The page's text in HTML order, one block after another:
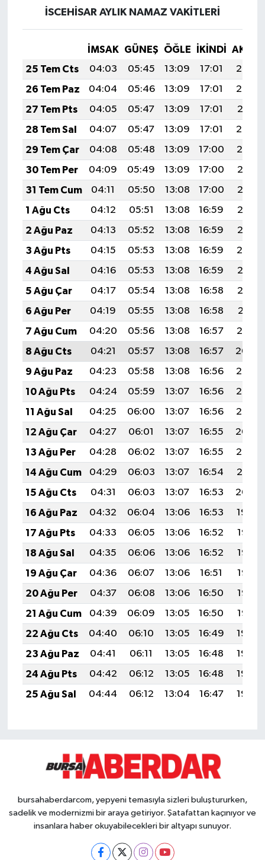
İSCEHİSAR AYLIK NAMAZ VAKITLERI
İMSAK GÜNEŞ ÖĞLE İKINDI
25 Tem Cts
04:03 05:45 13:09 17:01
20:22
26 Tem Paz
04:04 05:46 13:09 17:01
20:22
27 Tem Pts
04:05 05:47 13:09 17:01
20:21
28 Tem Sal
04:07 05:47 13:09 17:01
20:20
29 Tem Çar
04:08 05:48 13:09 17:00
20:19
30 Tem Per
04:09 05:49 13:09 17:00
20:18
31 Tem Cum
04:11 05:50 13:08 17:00
20:17
1 Ağu Cts
04:12 05:51 13:08 16:59
20:16
2 Ağu Paz
04:13 05:52 13:08 16:59
20:15
3 Ağu Pts
04:15 05:53 13:08 16:59
20:14
4 Ağu Sal
04:16 05:53 13:08 16:59
20:13
5 Ağu Çar
04:17 05:54 13:08 16:58
20:12
6 Ağu Per
04:19 05:55 13:08 16:58
20:11
7 Ağu Cum
04:20 05:56 13:08 16:57
20:10
8 Ağu Cts
04:21 05:57 13:08 16:57
20:09
9 Ağu Paz
04:23 05:58 13:08 16:56
20:07
10 Ağu Pts
04:24 05:59 13:07 16:56
20:06
11 Ağu Sal
04:25 06:00 13:07 16:56
20:05
12 Ağu Çar
04:27 06:01 13:07 16:55
20:04
13 Ağu Per
04:28 06:02 13:07 16:55
20:02
14 Ağu Cum
04:29 06:03 13:07 16:54
20:01
15 Ağu Cts
04:31 06:03 13:07 16:53
20:00
16 Ağu Paz
04:32 06:04 13:06 16:53
19:59
17 Ağu Pts
04:33 06:05 13:06 16:52
19:57
18 Ağu Sal
04:35 06:06 13:06 16:52
19:56
19 Ağu Çar
04:36 06:07 13:06 16:51
19:55
20 Ağu Per
04:37 06:08 13:06 16:50
19:53
21 Ağu Cum
04:39 06:09 13:05 16:50
19:52
22 Ağu Cts
04:40 06:10 13:05 16:49
19:50
23 Ağu Paz
04:41 06:11 13:05 16:48
19:49
24 Ağu Pts
04:42 06:12 13:05 16:48
19:48
25 Ağu Sal
04:44 06:12 13:04 16:47 19:46
bursahaberdarcom, yepyeni temasıyla sizleri buluştururken,
sadelik ve modernizmi bir araya getiriyor. Şatafattan kaçınıyor ve
insanlara haber okuyabilecekleri bir altyapı sunuyor.